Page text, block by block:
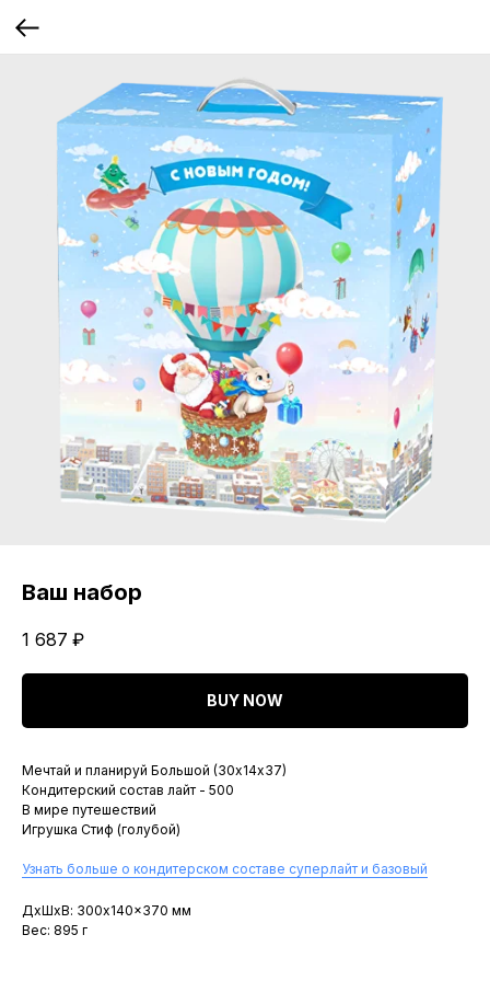
Ваш набор
1 687 ₽
BUY NOW
Мечтай и планируй Большой (30х14х37)
Кондитерский состав лайт - 500
В мире путешествий
Игрушка Стиф (голубой)
Узнать больше о кондитерском составе суперлайт и базовый
ДxШxВ: 300x140x370 мм
Вес: 895 г